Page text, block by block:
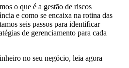
o que é a gestão de riscos
e como se encaixa na rotina das
seis passos para identificar
de gerenciamento para cada
no seu negócio, leia agora